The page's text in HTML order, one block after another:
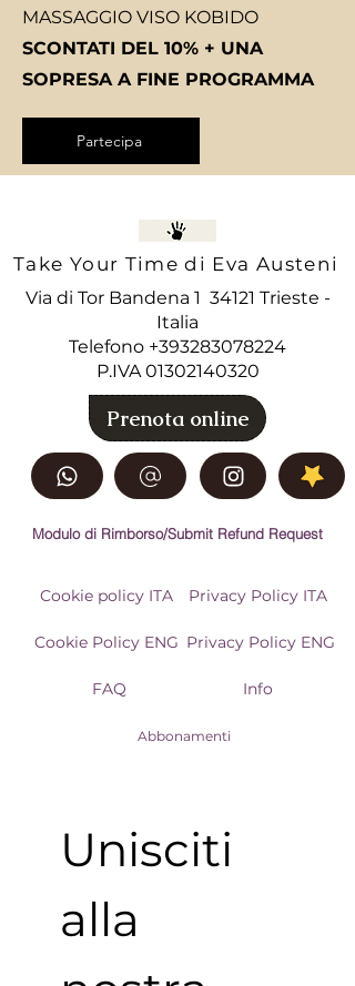
MASSAGGIO VISO KOBIDO
SCONTATI DEL 10% + UNA
SOPRESA A FINE PROGRAMMA
Partecipa
Take Your Time di Eva Austeni
Via di Tor Bandena 1 34121 Trieste -
Italia
Telefono +393283078224
P.IVA01302140320
Prenota online
Modulo di Rimborso/Submit Refund Request
Cookie policy ITA Privacy Policy ITA
Cookie Policy ENG Privacy Policy ENG
FAQ Info
Abbonamenti
Unisciti
alla